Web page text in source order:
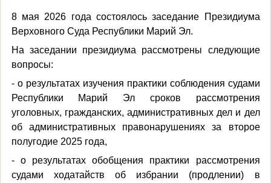
8 мая 2026 года состоялось заседание Президиума
Верховного Суда Республики Марий Эл.
На заседании президиума рассмотрены следующие
вопросы:
- о результатах изучения практики соблюдения судами
Республики Марий Эл сроков рассмотрения
уголовных, гражданских, административных дел и дел
об административных правонарушениях за второе
полугодие 2025 года,
- о результатах обобщения практики рассмотрения
судами ходатайств об избрании (продлении) в